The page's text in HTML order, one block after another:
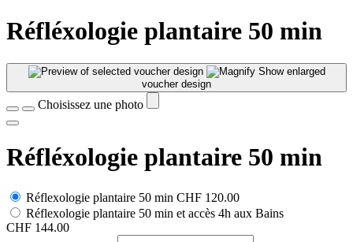
Réfléxologie plantaire 50 min
Show enlarged
voucher design
Choisissez une photo
Réfléxologie plantaire 50 min
Réflexologie plantaire 50 min CHF 120.00
Réflexologie plantaire 50 min et accès 4h aux Bains
CHF 144.00